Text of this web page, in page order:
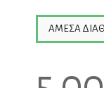
ΆΜΕΣΑ